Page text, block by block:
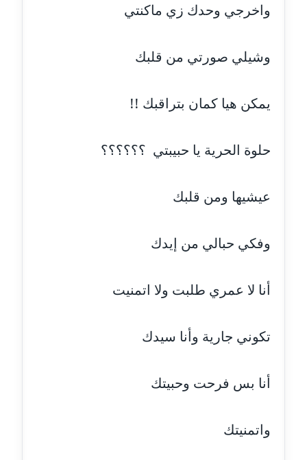
عاملة
عاملة
عاملة
مدونة جاد كريم
عاملة
مدونة جلال الخطيب
عاملة
مدونة جهاد عبد الحميد
مدونة جهاد غازي
واخرجي وحدك زي ماكنتي
وشيلي صورتي من قلبك
يمكن هيا كمان بتراقبك !!
حلوة الحرية يا حبيبتي ؟؟؟؟؟؟
عيشيها ومن قلبك
وفكي حبالي من إيدك
أنا لا عمري طلبت ولا اتمنيت
تكوني جارية وأنا سيدك
أنا بس فرحت وحبيتك
واتمنيتك